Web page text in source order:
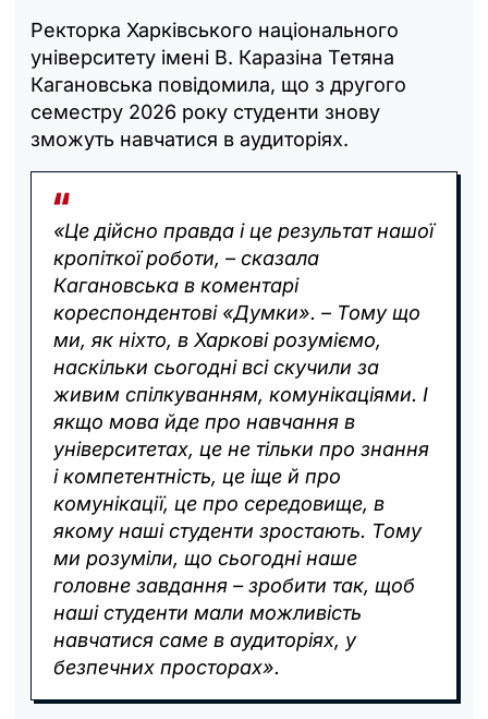
Ректорка Харківського національного
університету імені В. Каразіна Тетяна
Кагановська повідомила, що з другого
семестру 2026 року студенти знову
зможуть навчатися в аудиторіях.
«Це дійсно правда і це результат нашої
кропіткої роботи, – сказала
Кагановська в коментарі
кореспондентові «Думки». – Тому що
ми, як ніхто, в Харкові розуміємо,
наскільки сьогодні всі скучили за
живим спілкуванням, комунікаціями. І
якщо мова йде про навчання в
університетах, це не тільки про знання
і компетентність, це іще й про
комунікації, це про середовище, в
якому наші студенти зростають. Тому
ми розуміли, що сьогодні наше
головне завдання – зробити так, щоб
наші студенти мали можливість
навчатися саме в аудиторіях, у
безпечних просторах».